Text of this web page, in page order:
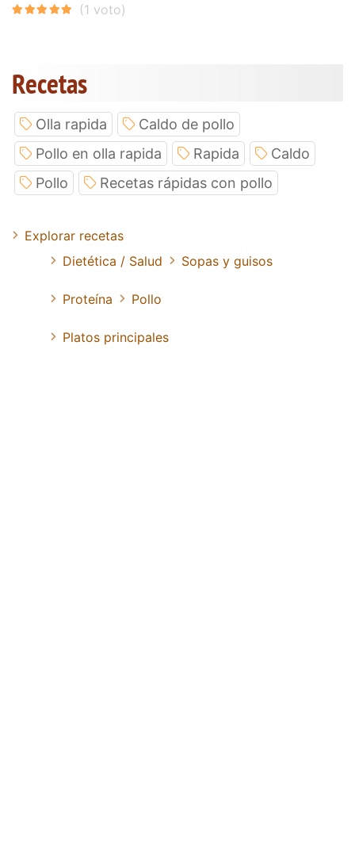
Recetas
Olla rapida
Caldo de pollo
Pollo en olla rapida
Rapida
Caldo
Pollo
Recetas rápidas con pollo
Explorar recetas
Dietética / Salud
Sopas y guisos
Proteína Pollo
Platos principales